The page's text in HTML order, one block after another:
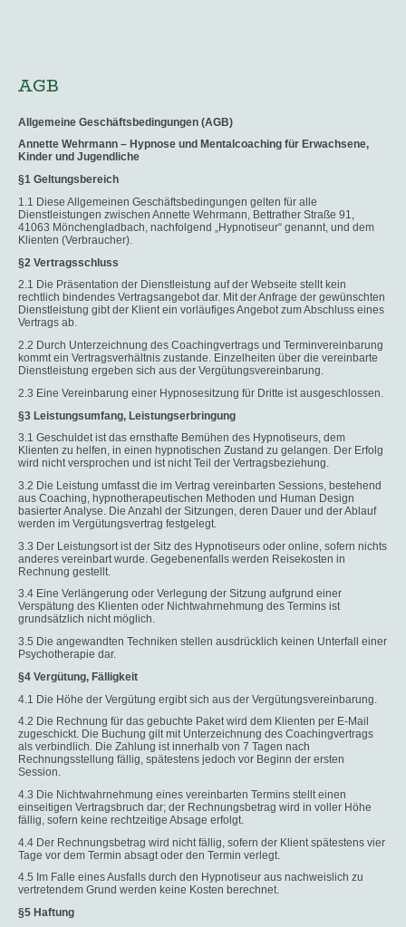
AGB
Allgemeine Geschäftsbedingungen (AGB)
Annette Wehrmann – Hypnose und Mentalcoaching für Erwachsene,
Kinder und Jugendliche
§1 Geltungsbereich
1.1 Diese Allgemeinen Geschäftsbedingungen gelten für alle
Dienstleistungen zwischen Annette Wehrmann, Bettrather Straße 91,
41063 Mönchengladbach, nachfolgend „Hypnotiseur“ genannt, und dem
Klienten (Verbraucher).
§2 Vertragsschluss
2.1 Die Präsentation der Dienstleistung auf der Webseite stellt kein
rechtlich bindendes Vertragsangebot dar. Mit der Anfrage der gewünschten
Dienstleistung gibt der Klient ein vorläufiges Angebot zum Abschluss eines
Vertrags ab.
2.2 Durch Unterzeichnung des Coachingvertrags und Terminvereinbarung
kommt ein Vertragsverhältnis zustande. Einzelheiten über die vereinbarte
Dienstleistung ergeben sich aus der Vergütungsvereinbarung.
2.3 Eine Vereinbarung einer Hypnosesitzung für Dritte ist ausgeschlossen.
§3 Leistungsumfang, Leistungserbringung
3.1 Geschuldet ist das ernsthafte Bemühen des Hypnotiseurs, dem
Klienten zu helfen, in einen hypnotischen Zustand zu gelangen. Der Erfolg
wird nicht versprochen und ist nicht Teil der Vertragsbeziehung.
3.2 Die Leistung umfasst die im Vertrag vereinbarten Sessions, bestehend
aus Coaching, hypnotherapeutischen Methoden und Human Design
basierter Analyse. Die Anzahl der Sitzungen, deren Dauer und der Ablauf
werden im Vergütungsvertrag festgelegt.
3.3 Der Leistungsort ist der Sitz des Hypnotiseurs oder online, sofern nichts
anderes vereinbart wurde. Gegebenenfalls werden Reisekosten in
Rechnung gestellt.
3.4 Eine Verlängerung oder Verlegung der Sitzung aufgrund einer
Verspätung des Klienten oder Nichtwahrnehmung des Termins ist
grundsätzlich nicht möglich.
3.5 Die angewandten Techniken stellen ausdrücklich keinen Unterfall einer
Psychotherapie dar.
§4 Vergütung, Fälligkeit
4.1 Die Höhe der Vergütung ergibt sich aus der Vergütungsvereinbarung.
4.2 Die Rechnung für das gebuchte Paket wird dem Klienten per E-Mail
zugeschickt. Die Buchung gilt mit Unterzeichnung des Coachingvertrags
als verbindlich. Die Zahlung ist innerhalb von 7 Tagen nach
Rechnungsstellung fällig, spätestens jedoch vor Beginn der ersten
Session.
4.3 Die Nichtwahrnehmung eines vereinbarten Termins stellt einen
einseitigen Vertragsbruch dar; der Rechnungsbetrag wird in voller Höhe
fällig, sofern keine rechtzeitige Absage erfolgt.
4.4 Der Rechnungsbetrag wird nicht fällig, sofern der Klient spätestens vier
Tage vor dem Termin absagt oder den Termin verlegt.
4.5 Im Falle eines Ausfalls durch den Hypnotiseur aus nachweislich zu
vertretendem Grund werden keine Kosten berechnet.
§5 Haftung